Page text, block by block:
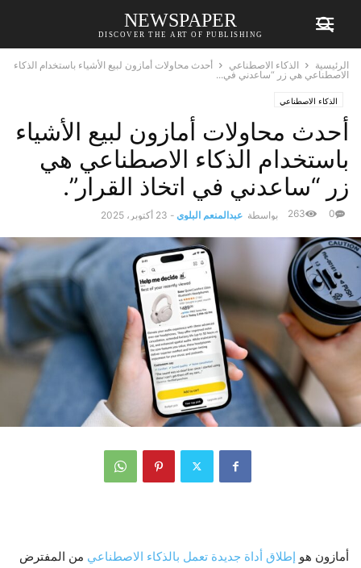
NEWSPAPER
DISCOVER THE ART OF PUBLISHING
الرئيسية الذكاء الاصطناعي
أحدث محاولات أمازون لبيع الأشياء باستخدام الذكاء
الاصطناعي هي زر “ساعدني في...
الذكاء الاصطناعي
أحدث محاولات أمازون لبيع الأشياء
باستخدام الذكاء الاصطناعي هي
زر “ساعدني في اتخاذ القرار”.
بواسطة عبدالمنعم البلوي - 23 أكتوبر، 2025 0
263
أمازون هو إطلاق أداة جديدة تعمل بالذكاء الاصطناعي من المفترض